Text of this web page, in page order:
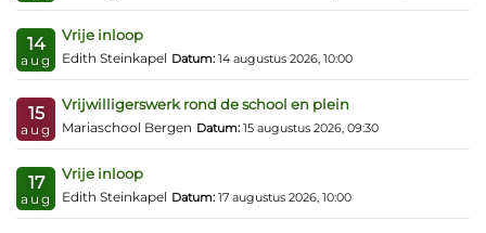
14
aug
Vrije inloop
Edith Steinkapel Datum: 14 augustus 2026, 10:00
15
aug
Vrijwilligerswerk rond de school en plein
Mariaschool Bergen Datum: 15 augustus 2026, 09:30
17
aug
Vrije inloop
Edith Steinkapel Datum: 17 augustus 2026, 10:00